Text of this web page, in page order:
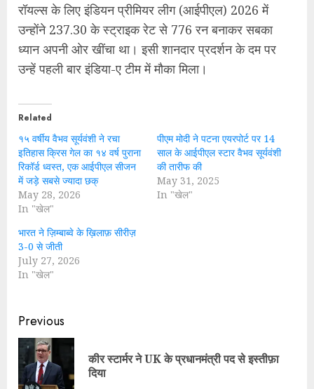
रॉयल्स के लिए इंडियन प्रीमियर लीग (आईपीएल) 2026 में
उन्होंने 237.30 के स्ट्राइक रेट से 776 रन बनाकर सबका
ध्यान अपनी ओर खींचा था। इसी शानदार प्रदर्शन के दम पर
उन्हें पहली बार इंडिया-ए टीम में मौका मिला।
Related
१५ वर्षीय वैभव सूर्यवंशी ने रचा
इतिहास क्रिस गेल का १४ वर्ष पुराना
रिकॉर्ड ध्वस्त, एक आईपीएल सीजन
में जड़े सबसे ज्यादा छक्
May 28, 2026
In "खेल"
पीएम मोदी ने पटना एयरपोर्ट पर 14
साल के आईपीएल स्टार वैभव सूर्यवंशी
की तारीफ की
May 31, 2025
In "खेल"
भारत ने ज़िम्बाब्वे के ख़िलाफ़ सीरीज़
3-0 से जीती
July 27, 2026
In "खेल"
Continue
Reading
Previous
कीर स्टार्मर ने UK के प्रधानमंत्री पद से इस्तीफ़ा
दिया